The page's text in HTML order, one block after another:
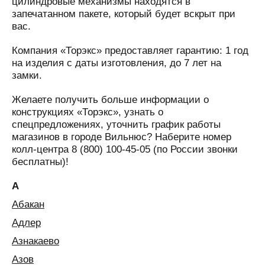
запечатанном пакете, который будет вскрыт при
вас.
Компания «Торэкс» предоставляет гарантию: 1 год
на изделия с даты изготовления, до 7 лет на
замки.
Желаете получить больше информации о
конструкциях «Торэкс», узнать о
спецпредложениях, уточнить график работы
магазинов в городе Вильнюс? Наберите номер
колл-центра 8 (800) 100-45-05 (по России звонки
бесплатны)!
А
Абакан
Адлер
Азнакаево
Азов